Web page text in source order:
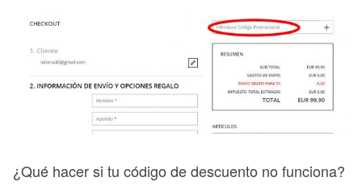
¿Qué hacer si tu código de descuento no funciona?